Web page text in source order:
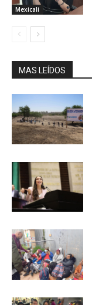
Mexicali
MAS LEÍDOS